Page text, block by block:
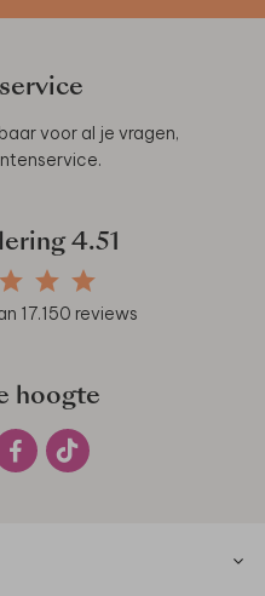
voor al je vragen,
.
4.51
17.150 reviews
hoogte